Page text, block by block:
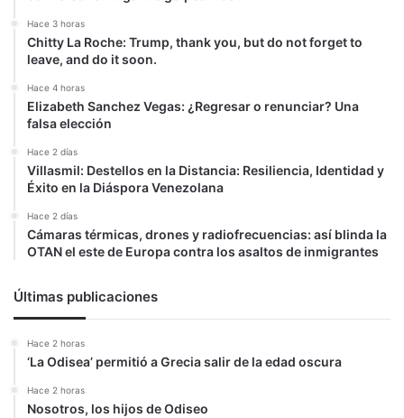
Hace 3 horas
Chitty La Roche: Trump, thank you, but do not forget to
leave, and do it soon.
Hace 4 horas
Elizabeth Sanchez Vegas: ¿Regresar o renunciar? Una
falsa elección
Hace 2 días
Villasmil: Destellos en la Distancia: Resiliencia, Identidad y
Éxito en la Diáspora Venezolana
Hace 2 días
Cámaras térmicas, drones y radiofrecuencias: así blinda la
OTAN el este de Europa contra los asaltos de inmigrantes
Últimas publicaciones
Hace 2 horas
‘La Odisea’ permitió a Grecia salir de la edad oscura
Hace 2 horas
Nosotros, los hijos de Odiseo